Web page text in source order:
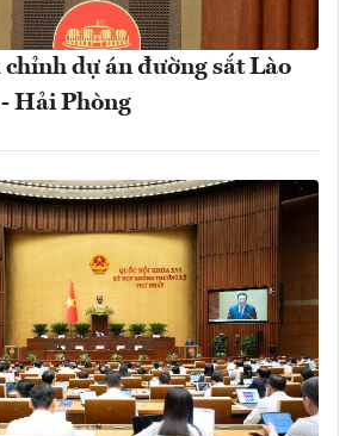
dự án đường sắt Lào
Hải Phòng